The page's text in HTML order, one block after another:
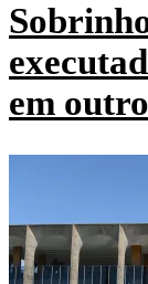
em